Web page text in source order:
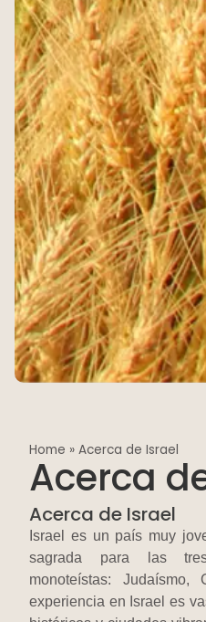
Home » Acerca de Israel
Acerca
Acerca de Israel
Israel es un país muy
sagrada para las
monoteístas:
experiencia en Israel es